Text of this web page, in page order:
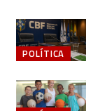
POLÍTICA